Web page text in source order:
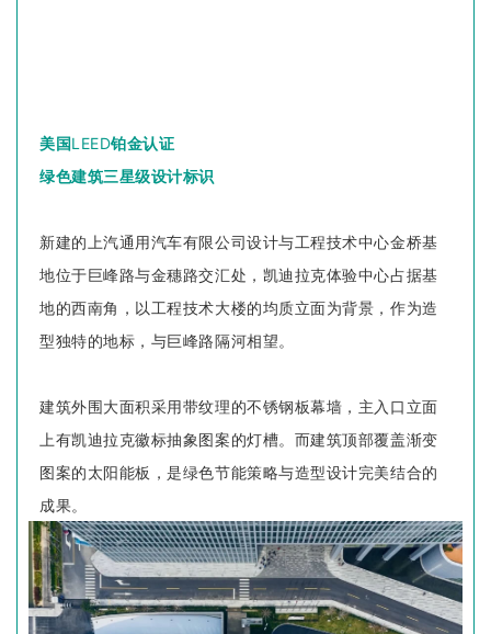
美国LEED铂金认证
绿色建筑三星级设计标识
新建的上汽通用汽车有限公司设计与工程技术中心金桥基
地位于巨峰路与金穗路交汇处，凯迪拉克体验中心占据基
地的西南角，以工程技术大楼的均质立面为背景，作为造
型独特的地标，与巨峰路隔河相望。
建筑外围大面积采用带纹理的不锈钢板幕墙，主入口立面
上有凯迪拉克徽标抽象图案的灯槽。而建筑顶部覆盖渐变
图案的太阳能板，是绿色节能策略与造型设计完美结合的
成果。